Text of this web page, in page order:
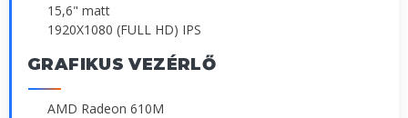
15,6" matt
1920X1080 (FULL HD) IPS
GRAFIKUS VEZÉRLŐ
AMD Radeon 610M